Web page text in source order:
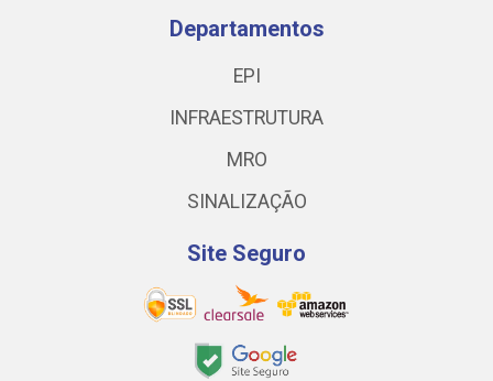
Departamentos
EPI
INFRAESTRUTURA
MRO
SINALIZAÇÃO
Site Seguro